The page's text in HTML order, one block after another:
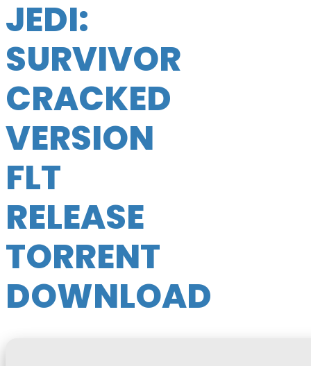
JEDI:
SURVIVOR
CRACKED
VERSION
FLT
RELEASE
TORRENT
DOWNLOAD